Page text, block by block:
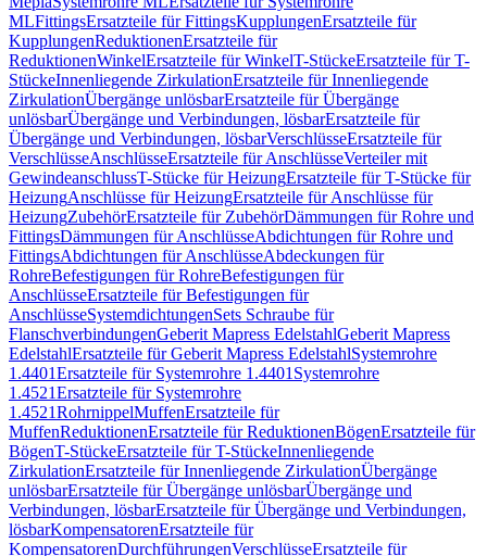
MLFittingsErsatzteile für FittingsKupplungenErsatzteile für
KupplungenReduktionenErsatzteile für
ReduktionenWinkelErsatzteile für WinkelT-StückeErsatzteile für T-
StückeInnenliegende ZirkulationErsatzteile für Innenliegende
ZirkulationÜbergänge unlösbarErsatzteile für Übergänge
unlösbarÜbergänge und Verbindungen, lösbarErsatzteile für
Übergänge und Verbindungen, lösbarVerschlüsseErsatzteile für
VerschlüsseAnschlüsseErsatzteile für AnschlüsseVerteiler mit
GewindeanschlussT-Stücke für HeizungErsatzteile für T-Stücke für
HeizungAnschlüsse für HeizungErsatzteile für Anschlüsse für
HeizungZubehörErsatzteile für ZubehörDämmungen für Rohre und
FittingsDämmungen für AnschlüsseAbdichtungen für Rohre und
FittingsAbdichtungen für AnschlüsseAbdeckungen für
RohreBefestigungen für RohreBefestigungen für
AnschlüsseErsatzteile für Befestigungen für
AnschlüsseSystemdichtungenSets Schraube für
FlanschverbindungenGeberit Mapress EdelstahlGeberit Mapress
EdelstahlErsatzteile für Geberit Mapress EdelstahlSystemrohre
1.4401Ersatzteile für Systemrohre 1.4401 Systemrohre
1.4521Ersatzteile für Systemrohre
1.4521RohrnippelMuffenErsatzteile für
MuffenReduktionenErsatzteile für ReduktionenBögenErsatzteile für
BögenT-StückeErsatzteile für T-StückeInnenliegende
ZirkulationErsatzteile für Innenliegende ZirkulationÜbergänge
unlösbarErsatzteile für Übergänge unlösbarÜbergänge und
Verbindungen, lösbarErsatzteile für Übergänge und Verbindungen,
lösbarKompensatorenErsatzteile für
KompensatorenDurchführungenVerschlüsseErsatzteile für